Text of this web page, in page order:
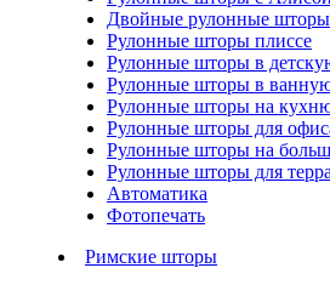
Двойные рулонные шторы
Рулонные шторы плиссе
Рулонные шторы в
Рулонные шторы в
Рулонные шторы на
Рулонные шторы для
Рулонные шторы на
Рулонные шторы для
Автоматика
Фотопечать
Римские шторы